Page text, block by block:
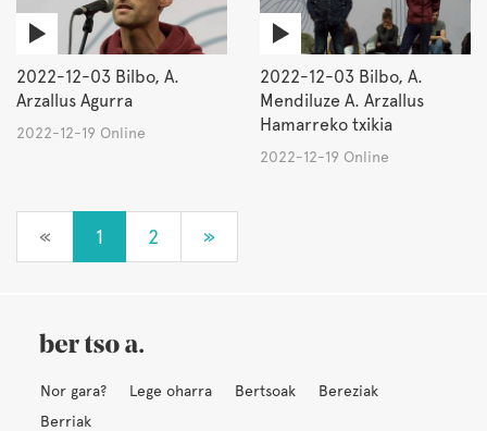
2022-12-03 Bilbo, A.
Arzallus Agurra
2022-12-19 Online
2022-12-03 Bilbo, A.
Mendiluze A. Arzallus
Hamarreko txikia
2022-12-19 Online
« 1 2 »
Nor gara? Lege oharra Bertsoak
Bereziak
Berriak